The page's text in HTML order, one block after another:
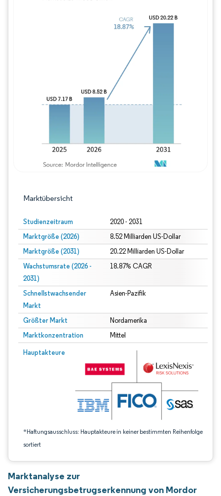
Marktübersicht
Studienzeitraum 2020 - 2031
Marktgröße (2026) 8.52 Milliarden US-Dollar
Marktgröße (2031) 20.22 Milliarden US-Dollar
Wachstumsrate (2026 -
2031)
18.87% CAGR
Schnellstwachsender
Markt
Asien-Pazifik
Größter Markt Nordamerika
Marktkonzentration Mittel
Hauptakteure
*Haftungsausschluss: Hauptakteure in keiner bestimmten Reihenfolge
sortiert
Bild © Mordor Intelligence. Wiederverwendung erfordert Namensnennung
Bild © Mordor Intelligence.
Marktanalyse zur
Versicherungsbetrugserkennung von Mordor